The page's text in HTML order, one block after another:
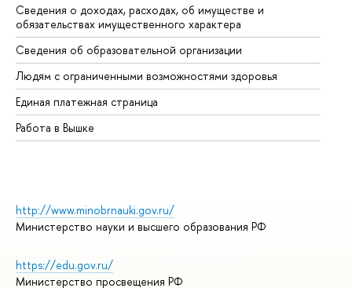
Сведения о доходах, расходах, об имуществе и
обязательствах имущественного характера
Сведения об образовательной организации
Людям с ограниченными возможностями здоровья
Единая платежная страница
Работа в Вышке
http://www.minobrnauki.gov.ru/
Министерство науки и высшего образования РФ
https://edu.gov.ru/
Министерство просвещения РФ